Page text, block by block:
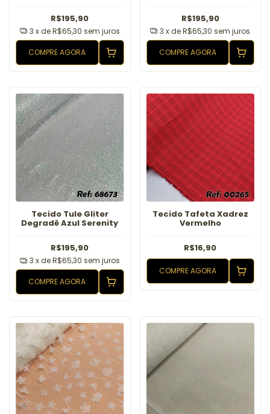
R$195,90
3 x deR$65,30 sem juros
COMPRE AGORA
R$195,90
3 x deR$65,30 sem juros
COMPRE AGORA
Tecido Tule Gliter
Degradê Azul Serenity
R$195,90
3 x deR$65,30 sem juros
COMPRE AGORA
Tecido Tafeta Xadrez
Vermelho
R$16,90
COMPRE AGORA